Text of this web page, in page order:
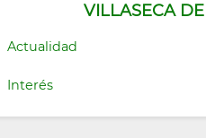
VILLASECA
Actualidad
Interés